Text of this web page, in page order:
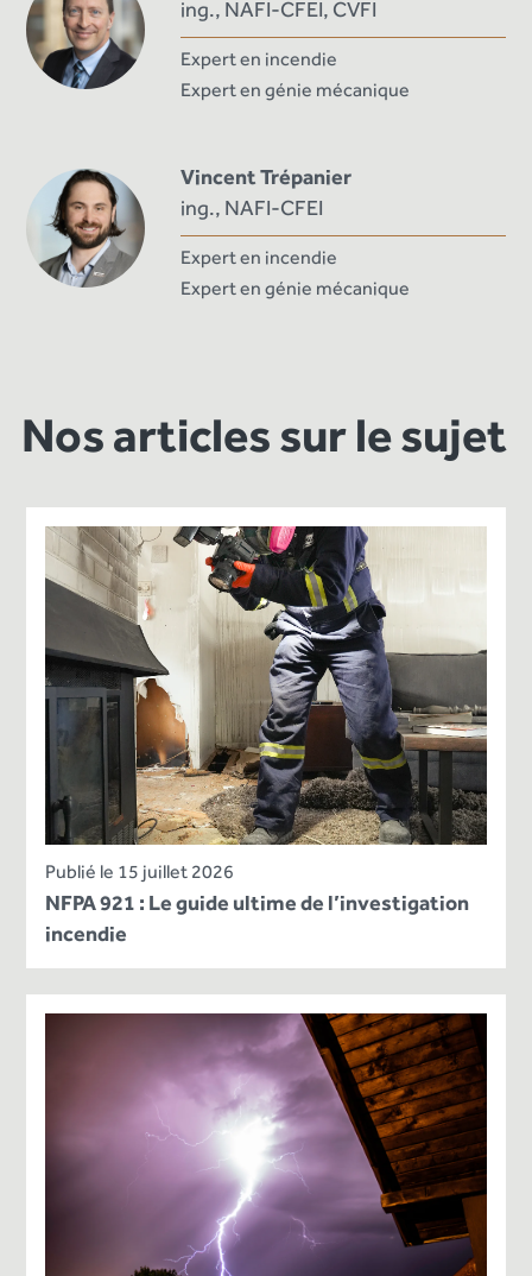
ing., NAFI-CFEI, CVFI
Expert en incendie
Expert en génie mécanique
Vincent Trépanier
ing., NAFI-CFEI
Expert en incendie
Expert en génie mécanique
Nos articles sur le sujet
Publié le 15 juillet 2026
NFPA 921 : Le guide ultime de l’investigation
incendie